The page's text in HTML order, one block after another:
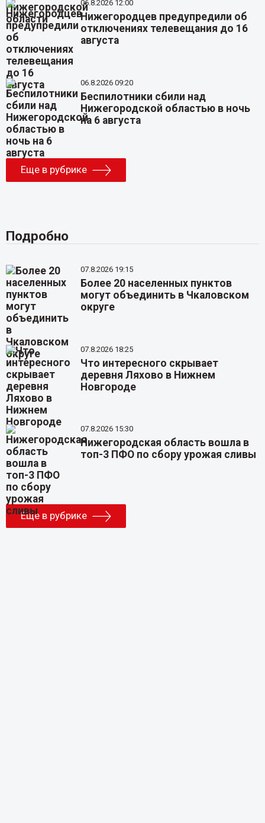
06.8.2026 12:00
Нижегородцев предупредили об
отключениях телевещания до 16
августа
06.8.2026 09:20
Беспилотники сбили над
Нижегородской областью в ночь
на 6 августа
Еще в рубрике
Подробно
07.8.2026 19:15
Более 20 населенных пунктов
могут объединить в Чкаловском
округе
07.8.2026 18:25
Что интересного скрывает
деревня Ляхово в Нижнем
Новгороде
07.8.2026 15:30
Нижегородская область вошла в
топ-3 ПФО по сбору урожая сливы
Еще в рубрике